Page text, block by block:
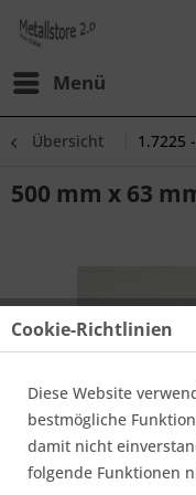
Menü
Übersicht 1.7225
500 mm x 63
Cookie-Richtlinien
Diese Website
bestmögliche
damit nicht
folgende Funktionen